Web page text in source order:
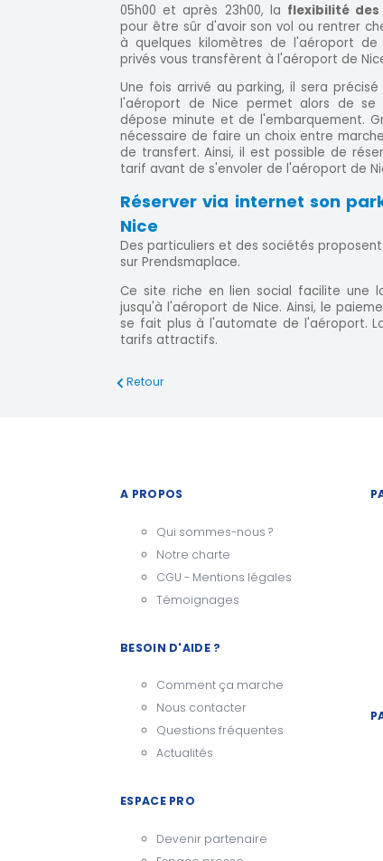
05h00 et après 23h00, la flexibilité
pour être sûr d'avoir son vol ou rentrer
à quelques kilomètres de l'aéroport
privés vous transfèrent à l'aéroport de
Une fois arrivé au parking, il sera
l'aéroport de Nice permet alors de
dépose minute et de l'embarquement.
nécessaire de faire un choix entre
de transfert. Ainsi, il est possible de
tarif avant de s'envoler de l'aéroport de
Réserver via internet son
Nice
Des particuliers et des sociétés
sur Prendsmaplace.
Ce site riche en lien social facilite une
jusqu'à l'aéroport de Nice. Ainsi, le
se fait plus à l'automate de l'aéroport.
tarifs attractifs.
Retour
A PROPOS
Qui sommes-nous ?
Notre charte
CGU - Mentions légales
Témoignages
BESOIN D'AIDE ?
Comment ça marche
Nous contacter
Questions fréquentes
Actualités
ESPACE PRO
Devenir partenaire